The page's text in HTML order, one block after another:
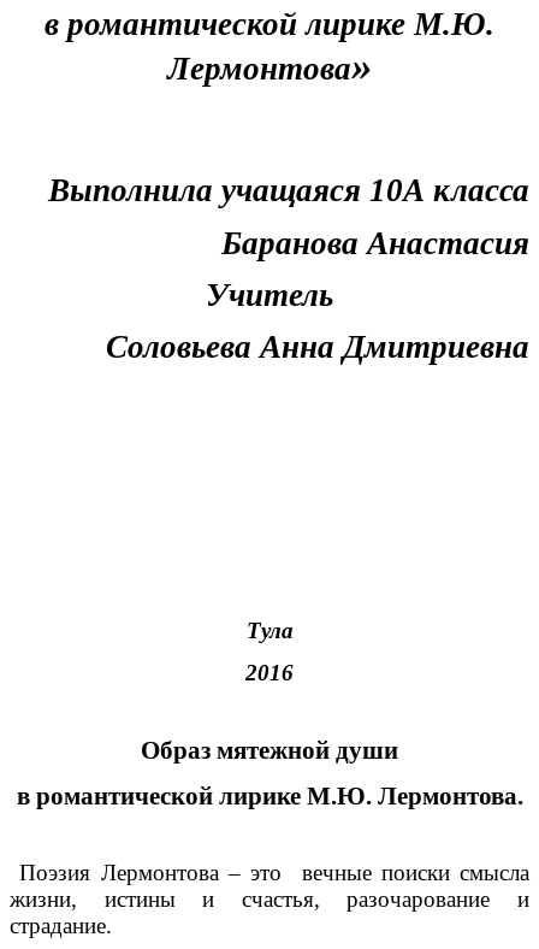
в романтической лирике М.Ю.
Лермонтова»
Выполнила учащаяся 10А класса
Баранова Анастасия
Учитель
Соловьева Анна Дмитриевна
Тула
2016
Образ мятежной души
в романтической лирике М.Ю. Лермонтова.
Поэзия Лермонтова – это вечные поиски смысла
жизни, истины и счастья, разочарование и
страдание.